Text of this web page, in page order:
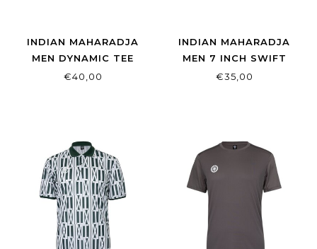
INDIAN MAHARADJA
MEN DYNAMIC TEE
BRIGHT WHITE
€40,00
INDIAN MAHARADJA
MEN 7 INCH SWIFT
SHORT WHITE
€35,00